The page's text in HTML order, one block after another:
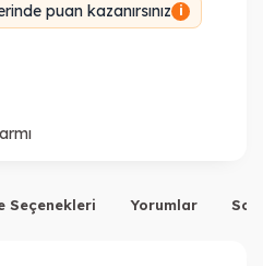
puan kazanırsınız i
Seçenekleri Yorumlar